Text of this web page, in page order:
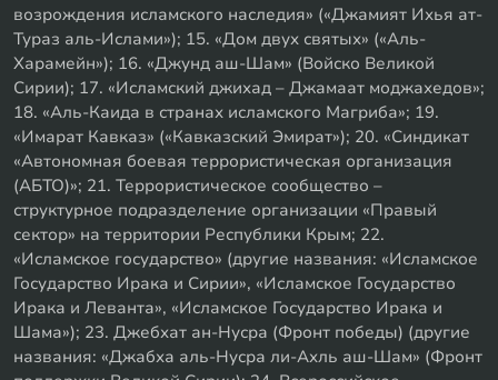
возрождения исламского наследия» («Джамият Ихья ат-
Тураз аль-Ислами»); 15. «Дом двух святых» («Аль-
Харамейн»); 16. «Джунд аш-Шам» (Войско Великой
Сирии); 17. «Исламский джихад – Джамаат моджахедов»;
18. «Аль-Каида в странах исламского Магриба»; 19.
«Имарат Кавказ» («Кавказский Эмират»); 20. «Синдикат
«Автономная боевая террористическая организация
(АБТО)»; 21. Террористическое сообщество –
структурное подразделение организации «Правый
сектор» на территории Республики Крым; 22.
«Исламское государство» (другие названия: «Исламское
Государство Ирака и Сирии», «Исламское Государство
Ирака и Леванта», «Исламское Государство Ирака и
Шама»); 23. Джебхат ан-Нусра (Фронт победы) (другие
названия: «Джабха аль-Нусра ли-Ахль аш-Шам» (Фронт